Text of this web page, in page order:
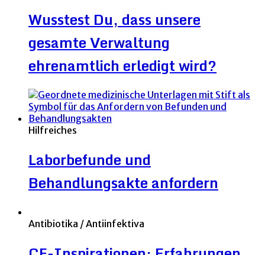
Wusstest Du, dass unsere
gesamte Verwaltung
ehrenamtlich erledigt wird?
Hilfreiches
Laborbefunde und
Behandlungsakte anfordern
Antibiotika / Antiinfektiva